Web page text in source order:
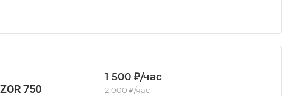
750
1 500 ₽/час
2 000 ₽/час